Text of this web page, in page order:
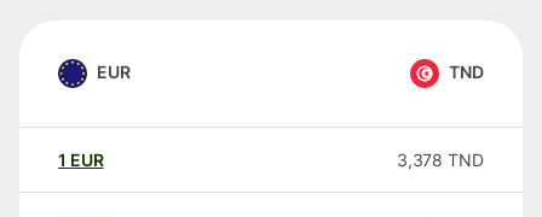
EUR TND
1 EUR 3,378 TND